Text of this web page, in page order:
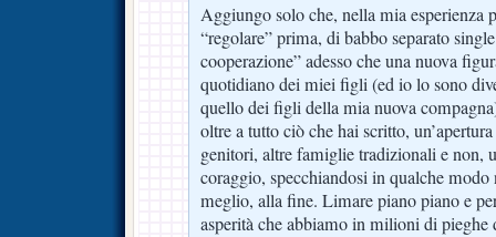
Aggiungo solo che, nella mia esperienza
“regolare” prima, di babbo separato
cooperazione” adesso che una nuova
quotidiano dei miei figli (ed io lo sono
quello dei figli della mia nuova
oltre a tutto ciò che hai scritto,
genitori, altre famiglie tradizionali e non,
coraggio, specchiandosi in qualche modo
meglio, alla fine. Limare piano piano e
asperità che abbiamo in milioni di pieghe